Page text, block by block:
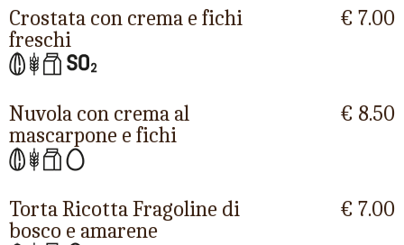
Crostata con crema e fichi
freschi
€ 7.00
Nuvola con crema al
mascarpone e fichi
€ 8.50
Torta Ricotta Fragoline di
bosco e amarene
€ 7.00